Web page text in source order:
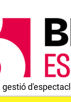
gestió